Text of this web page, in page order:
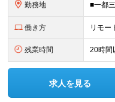
勤務地
働き方 リモー
残業時間 20時間
求人を見る